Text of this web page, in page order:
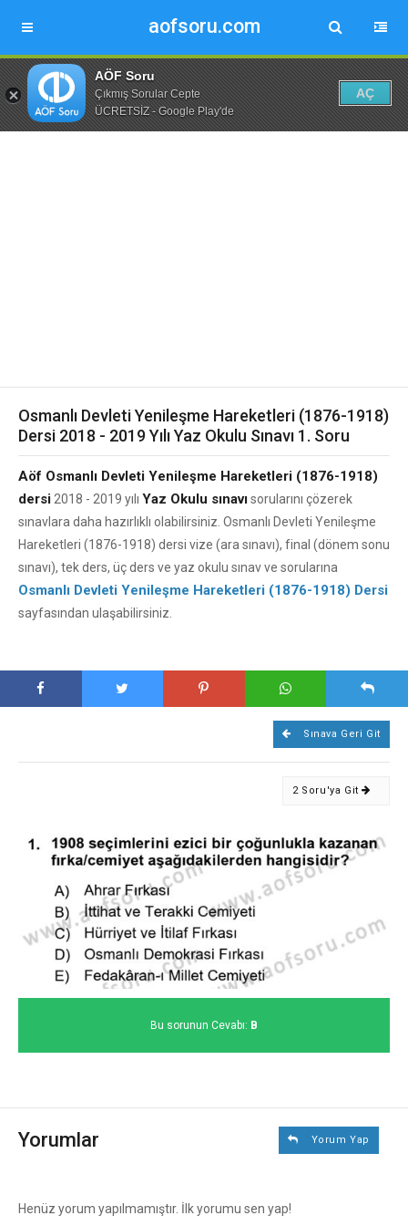
aofsoru.com
AÖF Soru
Çıkmış Sorular Cepte
ÜCRETSİZ - Google Play'de
AÇ
Osmanlı Devleti Yenileşme Hareketleri (1876-1918)
Dersi 2018 - 2019 Yılı Yaz Okulu Sınavı 1. Soru
Aöf Osmanlı Devleti Yenileşme Hareketleri (1876-1918)
dersi 2018 - 2019 yılı Yaz Okulu sınavısorularını çözerek
sınavlara daha hazırlıklı olabilirsiniz. Osmanlı Devleti Yenileşme
Hareketleri (1876-1918) dersi vize (ara sınavı), final (dönem sonu
sınavı), tek ders, üç ders ve yaz okulu sınav ve sorularına
Osmanlı Devleti Yenileşme Hareketleri (1876-1918) Dersi
sayfasından ulaşabilirsiniz.
Sınava Geri Git
2 Soru'ya Git
Bu sorunun Cevabı: B
Yorumlar Yorum Yap
Henüz yorum yapılmamıştır. İlk yorumu sen yap!